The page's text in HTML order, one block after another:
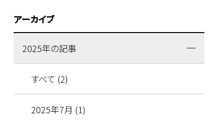
アーカイブ
2025年の記事
すべて (2)
2025年7月 (1)